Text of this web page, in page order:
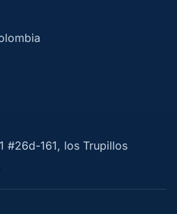
#26d-161, los Trupillos